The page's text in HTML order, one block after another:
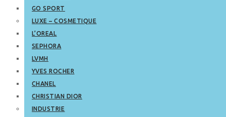
GO SPORT
LUXE – COSMETIQUE
L’OREAL
SEPHORA
LVMH
YVES ROCHER
CHANEL
CHRISTIAN DIOR
INDUSTRIE